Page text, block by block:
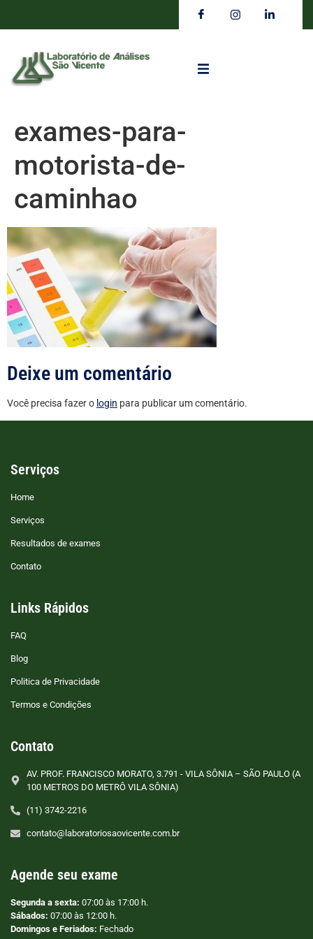
exames-para-
motorista-de-
caminhao
Deixe um comentário
Você precisa fazer o login para publicar um comentário.
Serviços
Home
Serviços
Resultados de exames
Contato
Links Rápidos
FAQ
Blog
Politica de Privacidade
Termos e Condições
Contato
AV. PROF. FRANCISCO MORATO, 3.791 - VILA SÔNIA – SÃO PAULO (A
100 METROS DO METRÔ VILA SÔNIA)
(11) 3742-2216
contato@laboratoriosaovicente.com.br
Agende seu exame
Segunda a sexta: 07:00 às 17:00 h.
Sábados: 07:00 às 12:00 h.
Domingos e Feriados: Fechado